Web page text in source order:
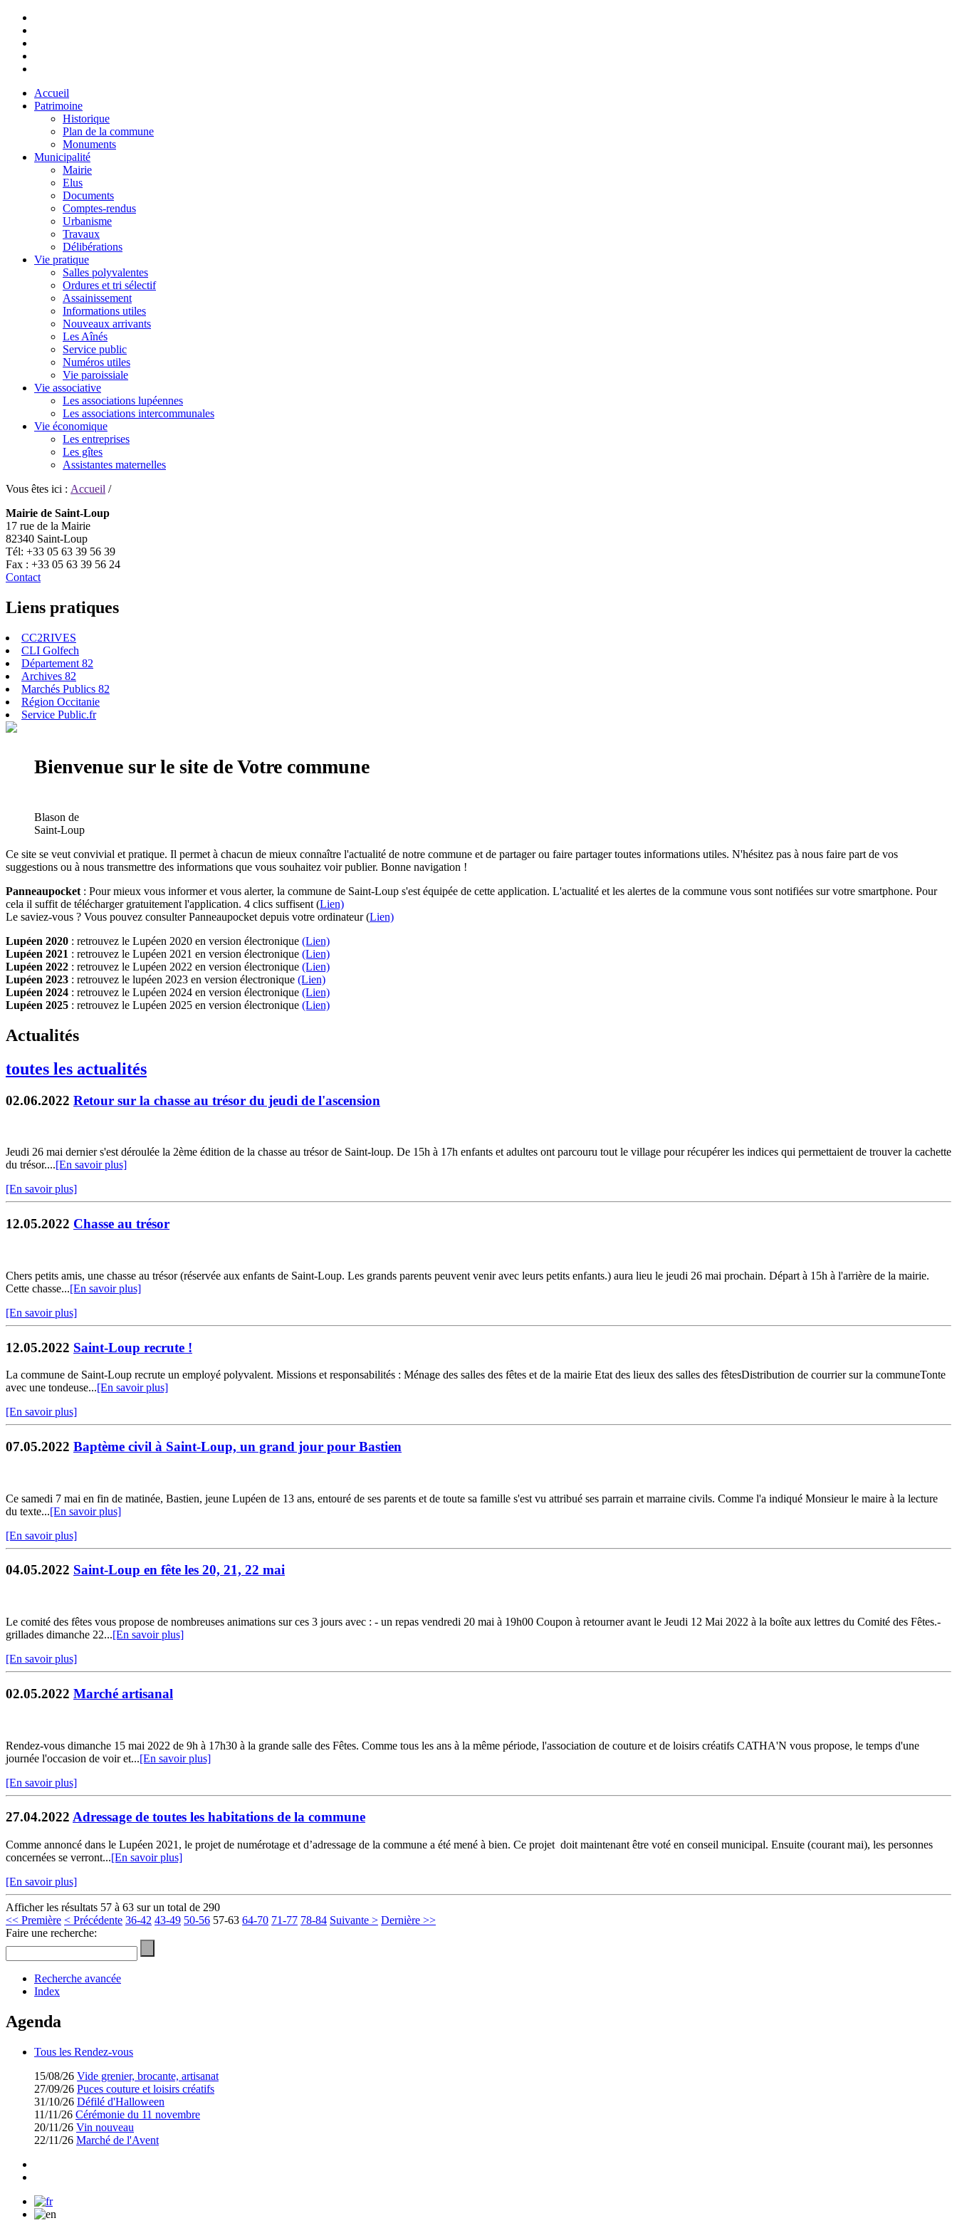
Accueil
Patrimoine
Historique
Plan de la commune
Monuments
Municipalité
Mairie
Elus
Documents
Comptes-rendus
Urbanisme
Travaux
Délibérations
Vie pratique
Salles polyvalentes
Ordures et tri sélectif
Assainissement
Informations utiles
Nouveaux arrivants
Les Aînés
Service public
Numéros utiles
Vie paroissiale
Vie associative
Les associations lupéennes
Les associations intercommunales
Vie économique
Les entreprises
Les gîtes
Assistantes maternelles
Vous êtes ici : Accueil /
Mairie de Saint-Loup
17 rue de la Mairie
82340 Saint-Loup
Tél: +33 05 63 39 56 39
Fax : +33 05 63 39 56 24
Contact
Liens pratiques
CC2RIVES
CLI Golfech
Département 82
Archives 82
Marchés Publics 82
Région Occitanie
Service Public.fr
Bienvenue sur le site de Votre commune
Blason de
Saint-Loup
Ce site se veut convivial et pratique. Il permet à chacun de mieux connaître l'actualité de notre commune et de partager ou faire partager toutes informations utiles. N'hésitez pas à nous faire part de vos
suggestions ou à nous transmettre des informations que vous souhaitez voir publier. Bonne navigation !
Panneaupocket : Pour mieux vous informer et vous alerter, la commune de Saint-Loup s'est équipée de cette application. L'actualité et les alertes de la commune vous sont notifiées sur votre smartphone. Pour
cela il suffit de télécharger gratuitement l'application. 4 clics suffisent (Lien)
Le saviez-vous ? Vous pouvez consulter Panneaupocket depuis votre ordinateur (Lien)
Lupéen 2020 : retrouvez le Lupéen 2020 en version électronique (Lien)
Lupéen 2021 : retrouvez le Lupéen 2021 en version électronique (Lien)
Lupéen 2022 : retrouvez le Lupéen 2022 en version électronique (Lien)
Lupéen 2023 : retrouvez le lupéen 2023 en version électronique (Lien)
Lupéen 2024 : retrouvez le Lupéen 2024 en version électronique (Lien)
Lupéen 2025 : retrouvez le Lupéen 2025 en version électronique (Lien)
Actualités
toutes les actualités
02.06.2022 Retour sur la chasse au trésor du jeudi de l'ascension
Jeudi 26 mai dernier s'est déroulée la 2ème édition de la chasse au trésor de Saint-loup. De 15h à 17h enfants et adultes ont parcouru tout le village pour récupérer les indices qui permettaient de trouver la cachette
du trésor....[En savoir plus]
[En savoir plus]
12.05.2022 Chasse au trésor
Chers petits amis, une chasse au trésor (réservée aux enfants de Saint-Loup. Les grands parents peuvent venir avec leurs petits enfants.) aura lieu le jeudi 26 mai prochain. Départ à 15h à l'arrière de la mairie.
Cette chasse...[En savoir plus]
[En savoir plus]
12.05.2022 Saint-Loup recrute !
La commune de Saint-Loup recrute un employé polyvalent. Missions et responsabilités : Ménage des salles des fêtes et de la mairie Etat des lieux des salles des fêtesDistribution de courrier sur la communeTonte
avec une tondeuse...[En savoir plus]
[En savoir plus]
07.05.2022 Baptème civil à Saint-Loup, un grand jour pour Bastien
Ce samedi 7 mai en fin de matinée, Bastien, jeune Lupéen de 13 ans, entouré de ses parents et de toute sa famille s'est vu attribué ses parrain et marraine civils. Comme l'a indiqué Monsieur le maire à la lecture
du texte...[En savoir plus]
[En savoir plus]
04.05.2022 Saint-Loup en fête les 20, 21, 22 mai
Le comité des fêtes vous propose de nombreuses animations sur ces 3 jours avec : - un repas vendredi 20 mai à 19h00 Coupon à retourner avant le Jeudi 12 Mai 2022 à la boîte aux lettres du Comité des Fêtes.-
grillades dimanche 22...[En savoir plus]
[En savoir plus]
02.05.2022 Marché artisanal
Rendez-vous dimanche 15 mai 2022 de 9h à 17h30 à la grande salle des Fêtes. Comme tous les ans à la même période, l'association de couture et de loisirs créatifs CATHA'N vous propose, le temps d'une
journée l'occasion de voir et...[En savoir plus]
[En savoir plus]
27.04.2022 Adressage de toutes les habitations de la commune
Comme annoncé dans le Lupéen 2021, le projet de numérotage et d’adressage de la commune a été mené à bien. Ce projet doit maintenant être voté en conseil municipal. Ensuite (courant mai), les personnes
concernées se verront...[En savoir plus]
[En savoir plus]
Afficher les résultats 57 à 63 sur un total de 290
<< Première < Précédente 36-42 43-49 50-56 57-63 64-70 71-77 78-84 Suivante > Dernière >>
Faire une recherche:
Recherche avancée
Index
Agenda
Tous les Rendez-vous
15/08/26 Vide grenier, brocante, artisanat
27/09/26 Puces couture et loisirs créatifs
31/10/26 Défilé d'Halloween
11/11/26 Cérémonie du 11 novembre
20/11/26 Vin nouveau
22/11/26 Marché de l'Avent